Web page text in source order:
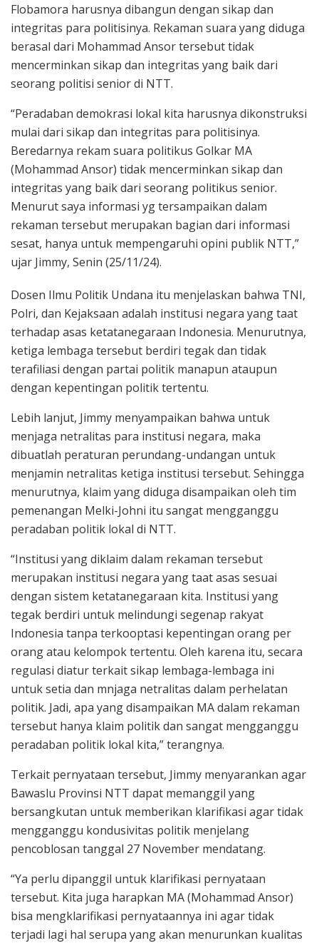
Flobamora harusnya dibangun dengan sikap dan
integritas para politisinya. Rekaman suara yang diduga
berasal dari Mohammad Ansor tersebut tidak
mencerminkan sikap dan integritas yang baik dari
seorang politisi senior di NTT.
“Peradaban demokrasi lokal kita harusnya dikonstruksi
mulai dari sikap dan integritas para politisinya.
Beredarnya rekam suara politikus Golkar MA
(Mohammad Ansor) tidak mencerminkan sikap dan
integritas yang baik dari seorang politikus senior.
Menurut saya informasi yg tersampaikan dalam
rekaman tersebut merupakan bagian dari informasi
sesat, hanya untuk mempengaruhi opini publik NTT,”
ujar Jimmy, Senin (25/11/24).
Dosen Ilmu Politik Undana itu menjelaskan bahwa TNI,
Polri, dan Kejaksaan adalah institusi negara yang taat
terhadap asas ketatanegaraan Indonesia. Menurutnya,
ketiga lembaga tersebut berdiri tegak dan tidak
terafiliasi dengan partai politik manapun ataupun
dengan kepentingan politik tertentu.
Lebih lanjut, Jimmy menyampaikan bahwa untuk
menjaga netralitas para institusi negara, maka
dibuatlah peraturan perundang-undangan untuk
menjamin netralitas ketiga institusi tersebut. Sehingga
menurutnya, klaim yang diduga disampaikan oleh tim
pemenangan Melki-Johni itu sangat mengganggu
peradaban politik lokal di NTT.
“Institusi yang diklaim dalam rekaman tersebut
merupakan institusi negara yang taat asas sesuai
dengan sistem ketatanegaraan kita. Institusi yang
tegak berdiri untuk melindungi segenap rakyat
Indonesia tanpa terkooptasi kepentingan orang per
orang atau kelompok tertentu. Oleh karena itu, secara
regulasi diatur terkait sikap lembaga-lembaga ini
untuk setia dan mnjaga netralitas dalam perhelatan
politik. Jadi, apa yang disampaikan MA dalam rekaman
tersebut hanya klaim politik dan sangat mengganggu
peradaban politik lokal kita,” terangnya.
Terkait pernyataan tersebut, Jimmy menyarankan agar
Bawaslu Provinsi NTT dapat memanggil yang
bersangkutan untuk memberikan klarifikasi agar tidak
mengganggu kondusivitas politik menjelang
pencoblosan tanggal 27 November mendatang.
“Ya perlu dipanggil untuk klarifikasi pernyataan
tersebut. Kita juga harapkan MA (Mohammad Ansor)
bisa mengklarifikasi pernyataannya ini agar tidak
terjadi lagi hal serupa yang akan menurunkan kualitas